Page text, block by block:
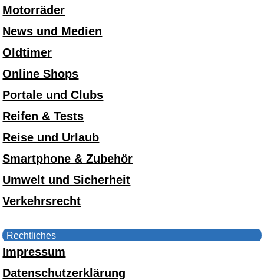
Motorräder
News und Medien
Oldtimer
Online Shops
Portale und Clubs
Reifen & Tests
Reise und Urlaub
Smartphone & Zubehör
Umwelt und Sicherheit
Verkehrsrecht
Rechtliches
Impressum
Datenschutzerklärung